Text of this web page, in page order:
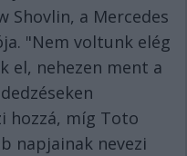
Shovlin, a Mercedes
"Nem voltunk elég
el, nehezen ment a
hozzá, míg Toto
napjainak nevezi